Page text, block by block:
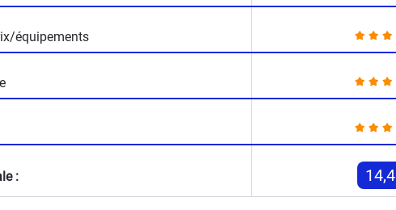
équipements
: 14,4